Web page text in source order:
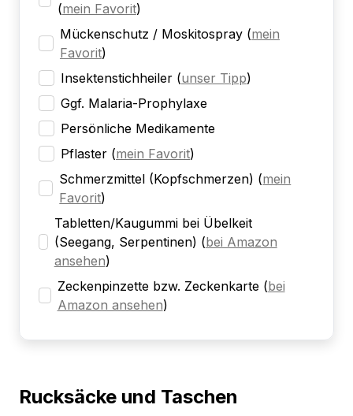
(mein Favorit)
Mückenschutz / Moskitospray (mein
Favorit)
Insektenstichheiler (unser Tipp)
Ggf. Malaria-Prophylaxe
Persönliche Medikamente
Pflaster (mein Favorit)
Schmerzmittel (Kopfschmerzen) (mein
Favorit)
Tabletten/Kaugummi bei Übelkeit
(Seegang, Serpentinen) (bei Amazon
ansehen)
Zeckenpinzette bzw. Zeckenkarte (bei
Amazon ansehen)
Rucksäcke und Taschen